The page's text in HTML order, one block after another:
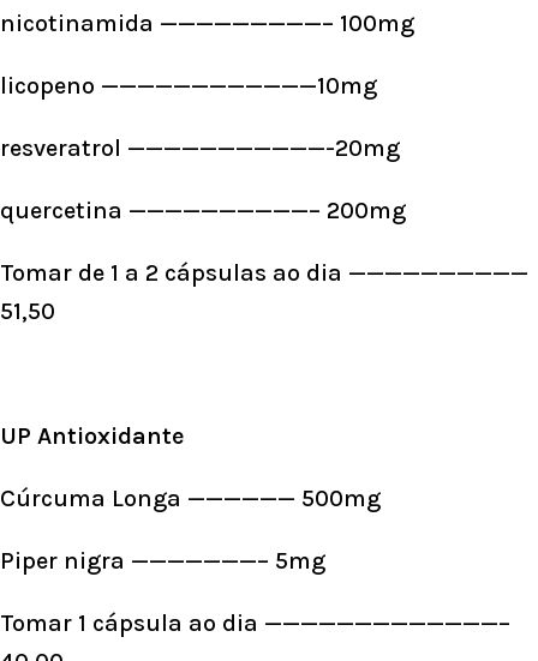
nicotinamida —————————– 100mg
licopeno ————————————10mg
resveratrol ———————————-20mg
quercetina ——————————– 200mg
Tomar de 1 a 2 cápsulas ao dia ——————————
51,50
UP Antioxidante
Cúrcuma Longa —————— 500mg
Piper nigra ———————– 5mg
Tomar 1 cápsula ao dia —————————————–